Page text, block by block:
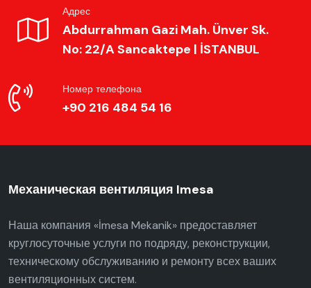
Номер телефона
+90 216 484 54 16
Адрес
Abdurrahman Gazi Mah. Ünver Sk.
No: 22/A Sancaktepe | İSTANBUL
Механическая вентиляция Imesa
Наша компания «İmesa Mekanik» предоставляет
круглосуточные услуги по подряду, реконструкции,
техническому обслуживанию и ремонту всех ваших
вентиляционных систем.